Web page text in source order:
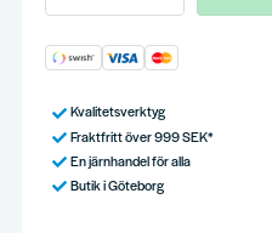
Kvalitetsverktyg
Fraktfritt över 999 SEK*
En järnhandel för alla
Butik i Göteborg